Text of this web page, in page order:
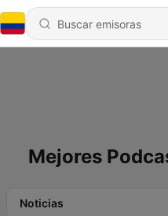
Mejores
Noticias